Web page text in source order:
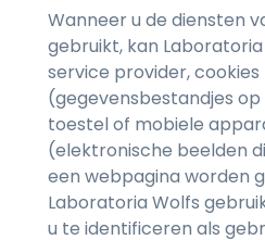
Wanneer u de diensten
gebruikt, kan
service provider, cookies
(gegevensbestandjes op
toestel of mobiele
(elektronische beelden
een webpagina worden
Laboratoria Wolfs
u te identificeren als